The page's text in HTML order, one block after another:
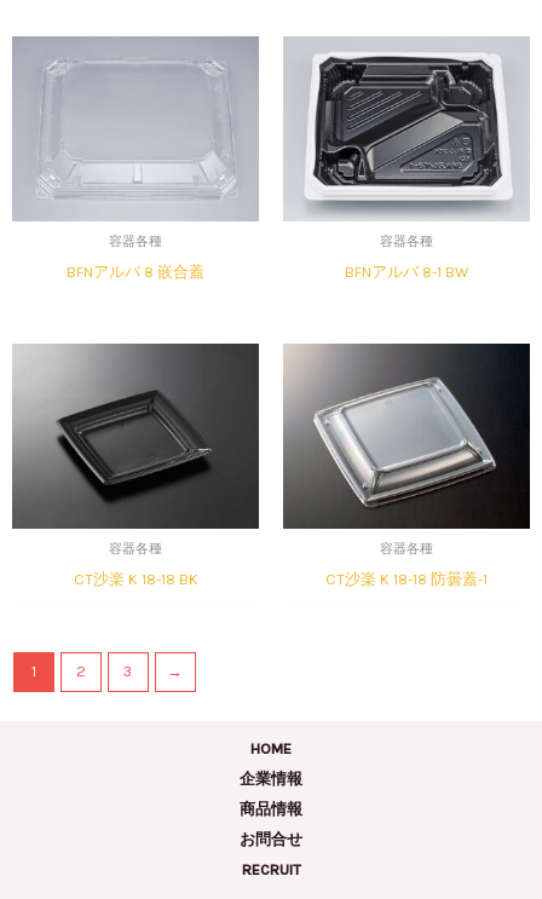
容器各種
BFNアルバ 8 嵌合蓋
容器各種
BFNアルバ 8-1 BW
容器各種
CT沙楽 K 18-18 BK
容器各種
CT沙楽 K 18-18 防曇蓋-1
1 2 3 →
HOME
企業情報
商品情報
お問合せ
RECRUIT